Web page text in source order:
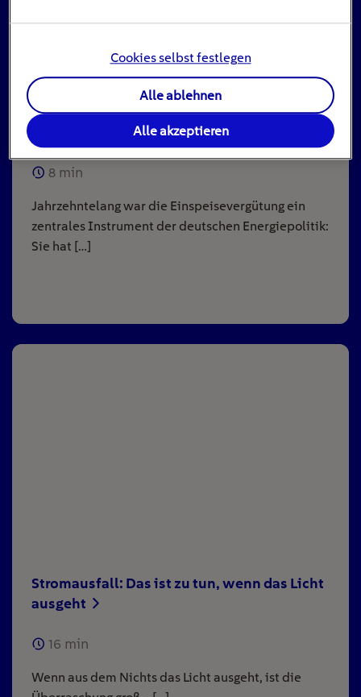
Einspeisevergütung für Photovoltaik-
8 min
Jahrzehntelang war die Einspeisevergütung ein
zentrales Instrument der deutschen Energiepolitik:
Sie hat […]
Stromausfall: Das ist zu tun, wenn das Licht
ausgeht
16 min
Wenn aus dem Nichts das Licht ausgeht, ist die
Cookies selbst festlegen
Alle ablehnen
Alle akzeptieren